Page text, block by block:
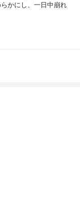
かにし、一日中崩れ